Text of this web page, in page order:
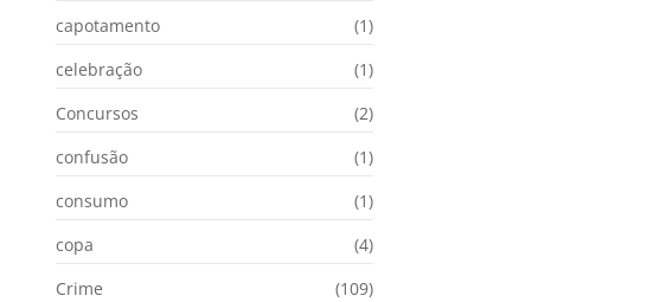
capotamento
(1)
celebração
(1)
Concursos
(2)
confusão
(1)
consumo
(1)
copa
(4)
Crime
(109)